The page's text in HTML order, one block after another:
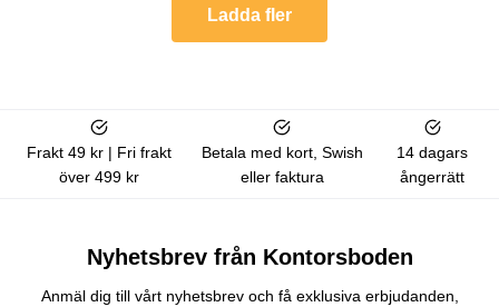
Ladda fler
Frakt 49 kr | Fri frakt
över 499 kr
Betala med kort, Swish
eller faktura
14 dagars
ångerrätt
Nyhetsbrev från Kontorsboden
Anmäl dig till vårt nyhetsbrev och få exklusiva erbjudanden,